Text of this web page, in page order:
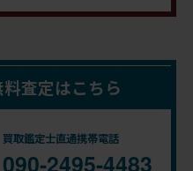
査定はこちら
買取鑑定士直通携帯電話
090-2495-4483